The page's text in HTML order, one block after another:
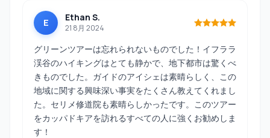
E Ethan S.
21 8月 2024
グリーンツアーは忘れられないものでした！イフララ
渓谷のハイキングはとても静かで、地下都市は驚くべ
きものでした。ガイドのアイシェは素晴らしく、この
地域に関する興味深い事実をたくさん教えてくれまし
た。セリメ修道院も素晴らしかったです。このツアー
をカッパドキアを訪れるすべての人に強くお勧めしま
す！